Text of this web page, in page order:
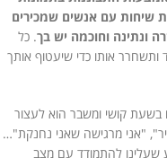
שיחות עם אנשים שמכירים
ונתינה וחוכמה יש בך. כל
אותו כדי שיעטוף אותך
בשעת קושי ומשבר הוא לעצור
"אני מרגישה שאני נחנקת"…
שעלינו להתמודד עם מצב